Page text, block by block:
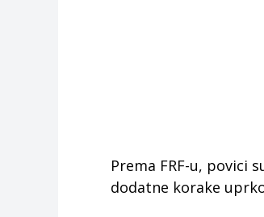
Prema FRF-u, povici
dodatne korake